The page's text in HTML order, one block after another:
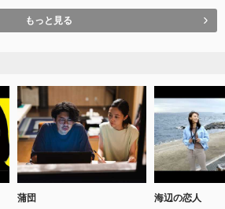
もっと見る
蒲団 海辺の恋⼈